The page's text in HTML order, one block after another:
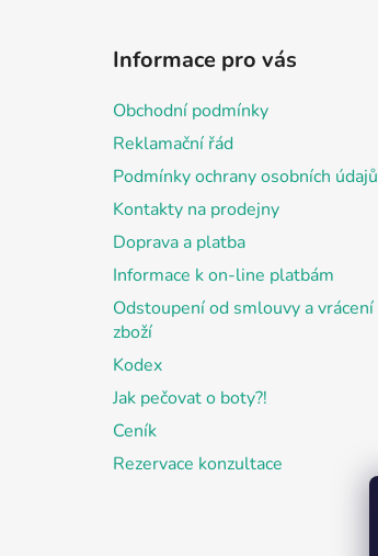
Informace pro vás
Obchodní podmínky
Reklamační řád
Podmínky ochrany osobních údajů
Kontakty na prodejny
Doprava a platba
Informace k on-line platbám
Odstoupení od smlouvy a vrácení
zboží
Kodex
Jak pečovat o boty?!
Ceník
Rezervace konzultace